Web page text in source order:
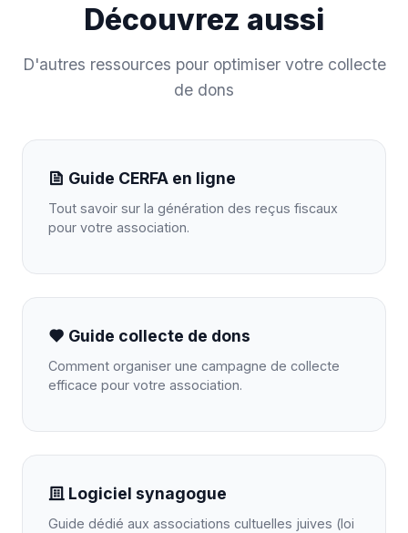
Découvrez aussi
D'autres ressources pour optimiser votre collecte
de dons
Guide CERFA en ligne
Tout savoir sur la génération des reçus fiscaux
pour votre association.
Guide collecte de dons
Comment organiser une campagne de collecte
efficace pour votre association.
Logiciel synagogue
Guide dédié aux associations cultuelles juives (loi